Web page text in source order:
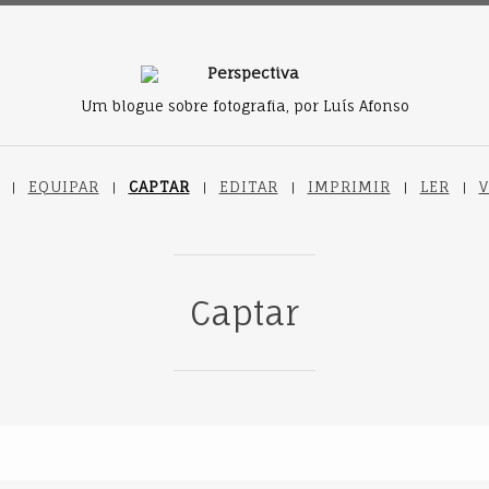
Um blogue sobre fotografia, por Luís Afonso
EQUIPAR CAPTAR EDITAR IMPRIMIR LER
Captar